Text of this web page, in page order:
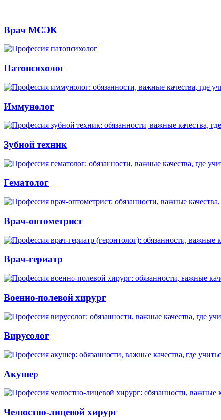
Врач МСЭК
Патопсихолог
Иммунолог
Зубной техник
Гематолог
Врач-оптометрист
Врач-гериатр
Военно-полевой хирург
Вирусолог
Акушер
Челюстно-лицевой хирург